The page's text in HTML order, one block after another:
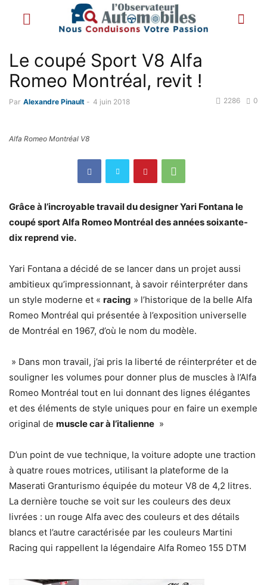
Le coupé Sport V8 Alfa
Romeo Montréal, revit !
Par Alexandre Pinault - 4 juin 2018 0
2286
Alfa Romeo Montréal V8
Grâce à l’incroyable travail du designer Yari Fontana le
coupé sport Alfa Romeo Montréal des années soixante-
dix reprend vie.
Yari Fontana a décidé de se lancer dans un projet aussi
ambitieux qu’impressionnant, à savoir réinterpréter dans
un style moderne et « racing » l’historique de la belle Alfa
Romeo Montréal qui présentée à l’exposition universelle
de Montréal en 1967, d’où le nom du modèle.
» Dans mon travail, j’ai pris la liberté de réinterpréter et de
souligner les volumes pour donner plus de muscles à l’Alfa
Romeo Montréal tout en lui donnant des lignes élégantes
et des éléments de style uniques pour en faire un exemple
original de muscle car à l’italienne »
D’un point de vue technique, la voiture adopte une traction
à quatre roues motrices, utilisant la plateforme de la
Maserati Granturismo équipée du moteur V8 de 4,2 litres.
La dernière touche se voit sur les couleurs des deux
livrées : un rouge Alfa avec des couleurs et des détails
blancs et l’autre caractérisée par les couleurs Martini
Racing qui rappellent la légendaire Alfa Romeo 155 DTM